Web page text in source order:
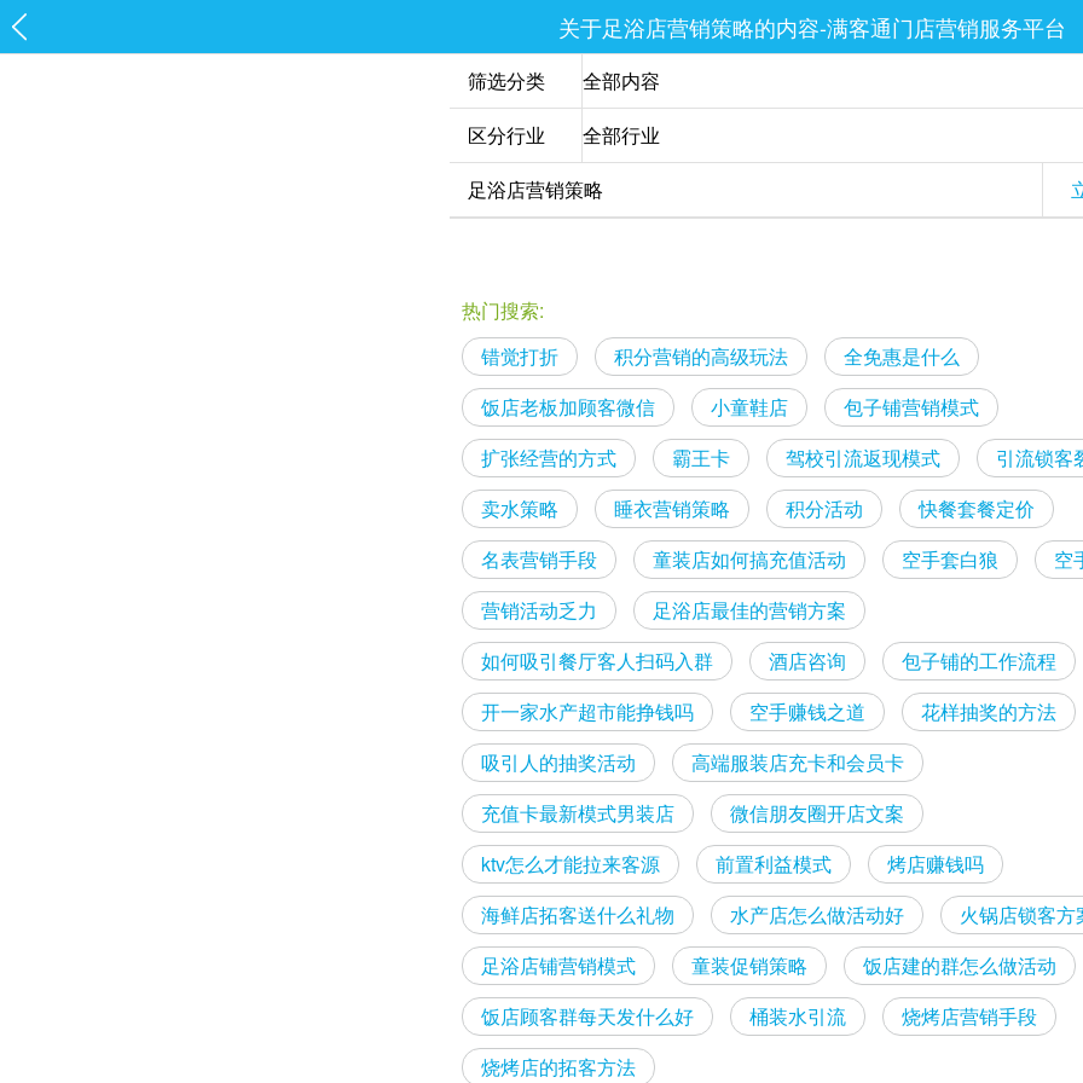
关于足浴店营销策略的内容-满客通门店营销服务平台
筛选分类
区分行业
热门搜索:
错觉打折
积分营销的高级玩法
全免惠是什么
饭店老板加顾客微信
小童鞋店
包子铺营销模式
扩张经营的方式
霸王卡 驾校引流返现模式
引流锁客
卖水策略
睡衣营销策略 积分活动
快餐套餐定价
名表营销手段
童装店如何搞充值活动 空手套白狼
空
营销活动乏力
足浴店最佳的营销方案
如何吸引餐厅客人扫码入群
酒店咨询
包子铺的工作流程
开一家水产超市能挣钱吗
空手赚钱之道
花样抽奖的方法
吸引人的抽奖活动
高端服装店充卡和会员卡
充值卡最新模式男装店
微信朋友圈开店文案
ktv怎么才能拉来客源
前置利益模式
烤店赚钱吗
海鲜店拓客送什么礼物
水产店怎么做活动好
火锅店锁客方
足浴店铺营销模式
童装促销策略
饭店建的群怎么做活动
饭店顾客群每天发什么好
桶装水引流
烧烤店营销手段
烧烤店的拓客方法